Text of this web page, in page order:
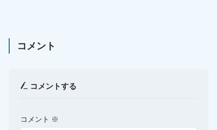
コメント
コメントする
コメント ※